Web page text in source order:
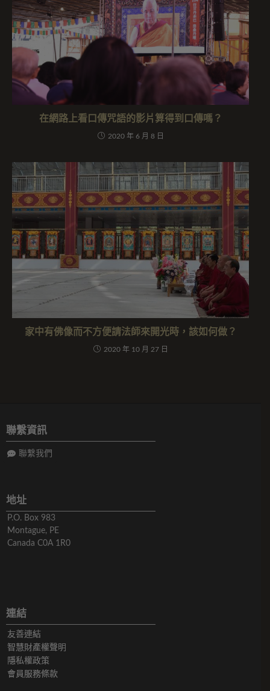
在網路上看口傳咒語的影片算得到口傳嗎？
2020 年 6 月 8 日
家中有佛像而不方便請法師來開光時，該如何做？
2020 年 10 月 27 日
聯繫資訊
聯繫我們
地址
P.O. Box 983
Montague, PE
Canada C0A 1R0
連結
友善連結
智慧財產權聲明
隱私權政策
會員服務條款